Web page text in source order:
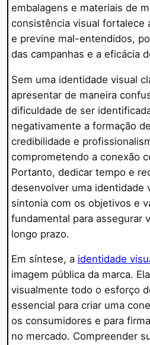
embalagens e materiais de
consistência visual fortalece
e previne mal-entendidos,
das campanhas e a eficácia
Sem uma identidade visual
apresentar de maneira
dificuldade de ser
negativamente a formação
credibilidade e
comprometendo a conexão
Portanto, dedicar tempo e
desenvolver uma identidade
sintonia com os objetivos e
fundamental para assegurar
longo prazo.
Em síntese, a identidade
imagem pública da marca.
visualmente todo o esforço
essencial para criar uma
os consumidores e para
no mercado. Compreender